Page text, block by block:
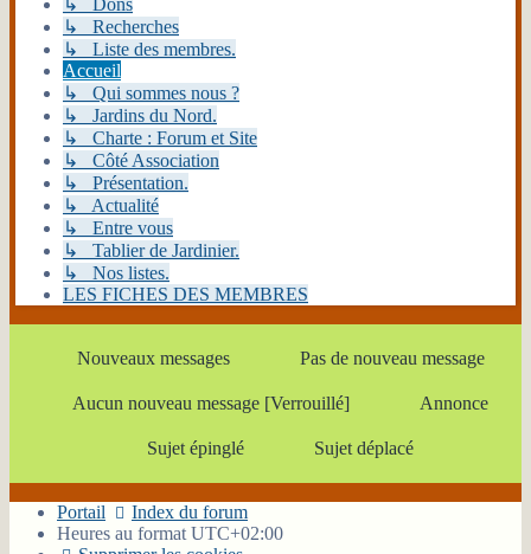
↳ Dons
↳ Recherches
↳ Liste des membres.
Accueil
↳ Qui sommes nous ?
↳ Jardins du Nord.
↳ Charte : Forum et Site
↳ Côté Association
↳ Présentation.
↳ Actualité
↳ Entre vous
↳ Tablier de Jardinier.
↳ Nos listes.
LES FICHES DES MEMBRES
Nouveaux messages Pas de nouveau message
Aucun nouveau message [Verrouillé] Annonce
Sujet épinglé Sujet déplacé
Portail
Index du forum
Heures au format UTC+02:00